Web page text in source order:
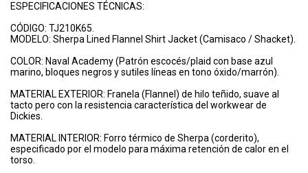
ESPECIFICACIONES TÉCNICAS:
CÓDIGO: TJ210K65.
MODELO: Sherpa Lined Flannel Shirt Jacket (Camisaco / Shacket).
COLOR: Naval Academy (Patrón escocés/plaid con base azul
marino, bloques negros y sutiles líneas en tono óxido/marrón).
MATERIAL EXTERIOR: Franela (Flannel) de hilo teñido, suave al
tacto pero con la resistencia característica del workwear de
Dickies.
MATERIAL INTERIOR: Forro térmico de Sherpa (corderito),
especificado por el modelo para máxima retención de calor en el
torso.